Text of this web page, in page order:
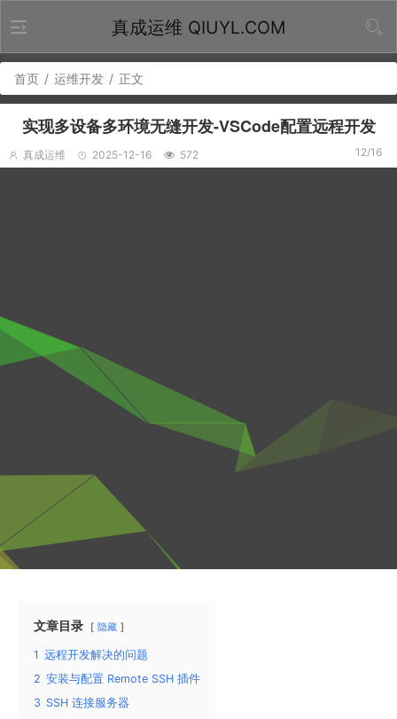
真成运维 QIUYL.COM
首页 / 运维开发 / 正文
实现多设备多环境无缝开发-VSCode配置远程开发
真成运维 2025-12-16 572 12/16
文章目录 隐藏
1 远程开发解决的问题
2 安装与配置 Remote SSH 插件
3 SSH 连接服务器